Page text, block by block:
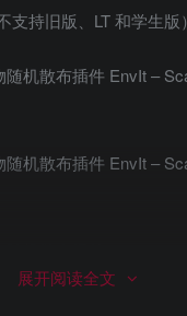
支持旧版、LT 和学生版）
展开阅读全文